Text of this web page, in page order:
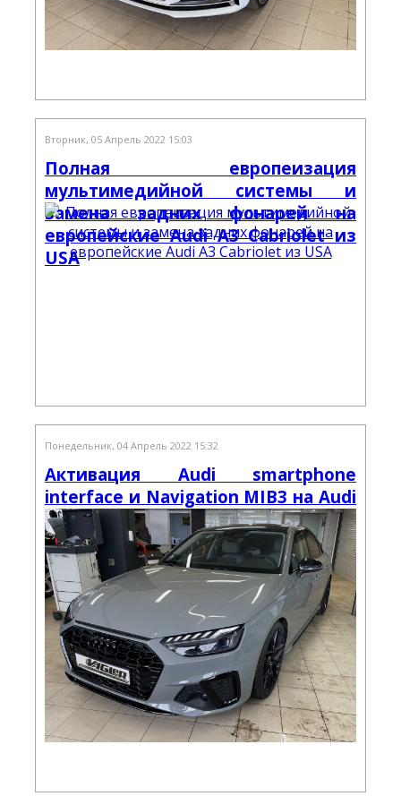
Вторник, 05 Апрель 2022 15:03
Полная европеизация
мультимедийной системы и
замена задних фонарей на
европейские Audi A3 Cabriolet из
USA
Понедельник, 04 Апрель 2022 15:32
Активация Audi smartphone
interface и Navigation MIB3 на Audi
A4